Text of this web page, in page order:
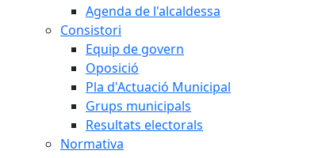
Agenda de l'alcaldessa
Consistori
Equip de govern
Oposició
Pla d'Actuació Municipal
Grups municipals
Resultats electorals
Normativa